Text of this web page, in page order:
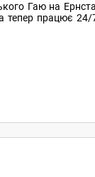
Гаю на
працює 24/